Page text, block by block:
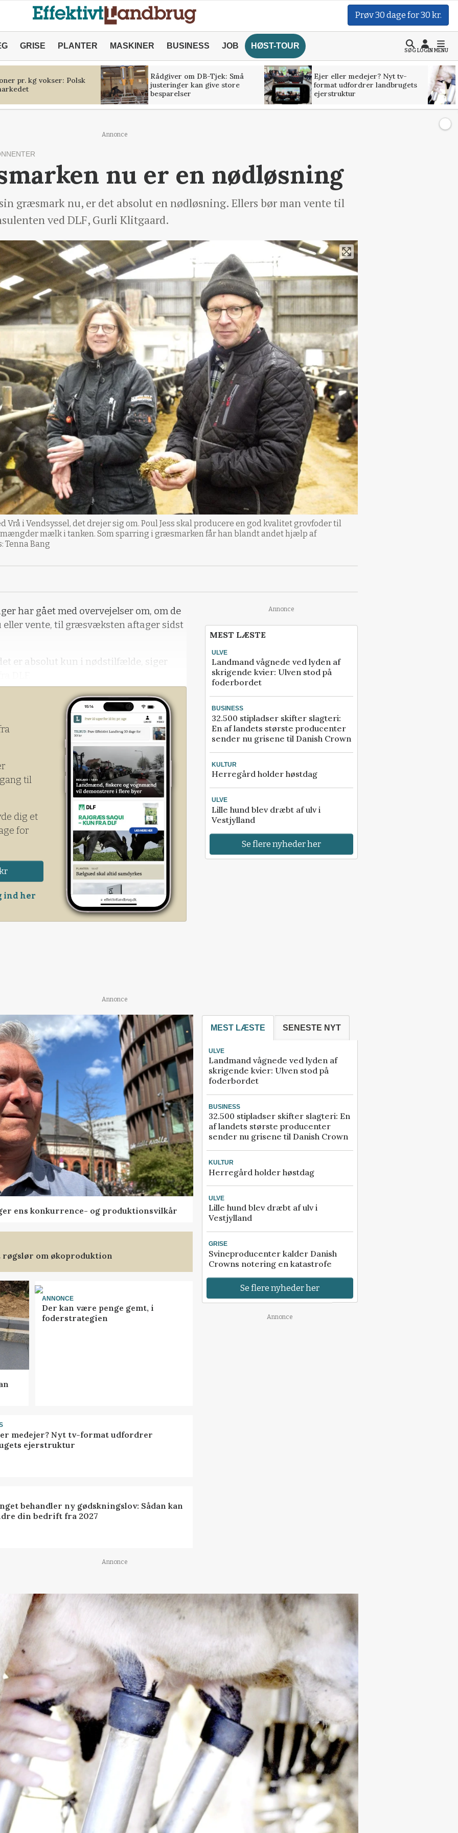
Prøv 30 dage for 30 kr.
GRISE PLANTER MASKINER BUSINESS JOB HØST-TOUR
SØGLOGINMENU
pr. kg vokser: Polsk
Rådgiver om DB-Tjek: Små
justeringer kan give store
besparelser
Ejer eller medejer? Nyt tv-
format udfordrer landbrugets
ejerstruktur
Annonce
nu er en nødløsning
græsmark nu, er det absolut en nødløsning. Ellers bør man vente til
ved DLF, Gurli Klitgaard.
Vrå i Vendsyssel, det drejer sig om. Poul Jess skal producere en god kvalitet grovfoder til
mælk i tanken. Som sparring i græsmarken får han blandt andet hjælp af
Tenna Bang
har gået med overvejelser om, om de
eller vente, til græsvæksten aftager sidst
er absolut kun i nødstilfælde, siger
tidspunkt skal se rigtig skidt ud, for
til
dig et
for
ind her
Annonce
MEST LÆSTE
ULVE
Landmand vågnede ved lyden af
skrigende kvier: Ulven stod på
foderbordet
BUSINESS
32.500 stipladser skifter slagteri:
En af landets største producenter
sender nu grisene til Danish Crown
KULTUR
Herregård holder høstdag
ULVE
Lille hund blev dræbt af ulv i
Vestjylland
Se flere nyheder her
Annonce
ens konkurrence- og produktionsvilkår
røgslør om økoproduktion
ANNONCE
Der kan være penge gemt, i
foderstrategien
medejer? Nyt tv-format udfordrer
ejerstruktur
behandler ny gødskningslov: Sådan kan
din bedrift fra 2027
MEST LÆSTE SENESTE NYT
ULVE
Landmand vågnede ved lyden af
skrigende kvier: Ulven stod på
foderbordet
BUSINESS
32.500 stipladser skifter slagteri: En
af landets største producenter
sender nu grisene til Danish Crown
KULTUR
Herregård holder høstdag
ULVE
Lille hund blev dræbt af ulv i
Vestjylland
GRISE
Svineproducenter kalder Danish
Crowns notering en katastrofe
Se flere nyheder her
Annonce
Annonce